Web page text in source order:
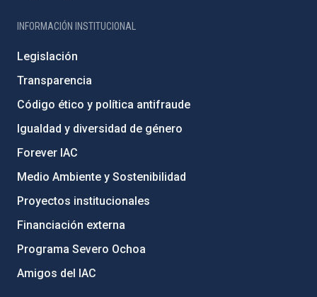
INFORMACIÓN INSTITUCIONAL
Legislación
Transparencia
Código ético y política antifraude
Igualdad y diversidad de género
Forever IAC
Medio Ambiente y Sostenibilidad
Proyectos institucionales
Financiación externa
Programa Severo Ochoa
Amigos del IAC